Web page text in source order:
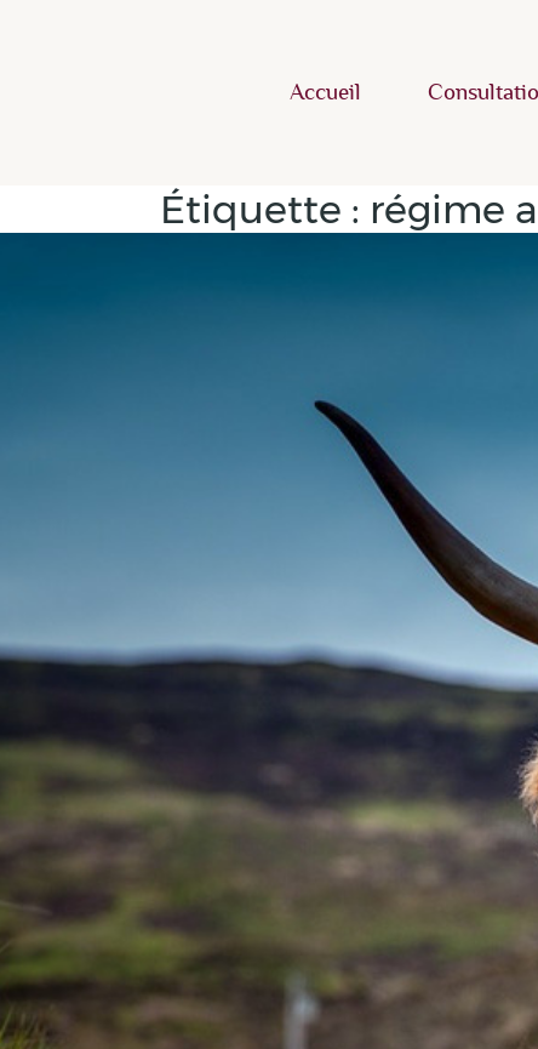
Accueil
Étiquette : régime